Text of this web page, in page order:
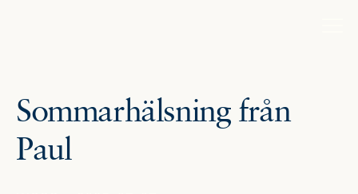
Sommarhälsning från
Paul